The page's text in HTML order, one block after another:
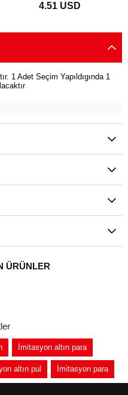
1 mt
4.51 USD
1 Adet Seçim Yapıldıgında 1
ÜRÜNLER
İmitasyon altın para
altın pul İmitasyon para